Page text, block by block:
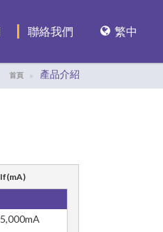
聯絡我們 繁中
繁中
首頁 產品介紹